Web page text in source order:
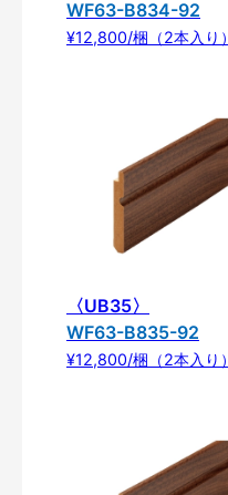
WF63-B834-92
¥12,800/梱（2本入り）
〈UB35〉
WF63-B835-92
¥12,800/梱（2本入り）